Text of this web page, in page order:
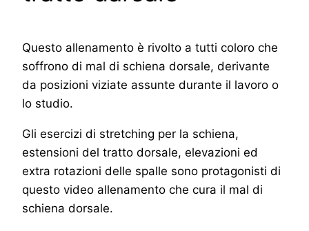
Questo allenamento è rivolto a tutti coloro che
soffrono di mal di schiena dorsale, derivante
da posizioni viziate assunte durante il lavoro o
lo studio.
Gli esercizi di stretching per la schiena,
estensioni del tratto dorsale, elevazioni ed
extra rotazioni delle spalle sono protagonisti di
questo video allenamento che cura il mal di
schiena dorsale.